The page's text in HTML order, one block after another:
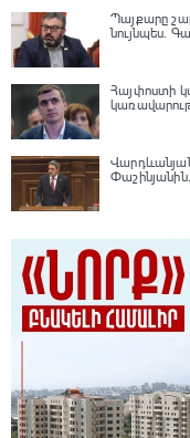
Պայքարը
նույնպես․
Հայփոստի